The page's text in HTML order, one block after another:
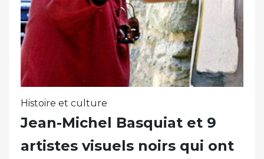
Histoire et culture
Jean-Michel Basquiat et 9
artistes visuels noirs qui ont